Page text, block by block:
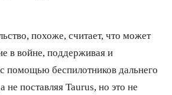
похоже, считает, что может
в войне, поддерживая и
помощью беспилотников дальнего
не поставляя Taurus, но это не